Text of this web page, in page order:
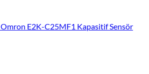
Omron E2K-C25MF1 Kapasitif Sensör